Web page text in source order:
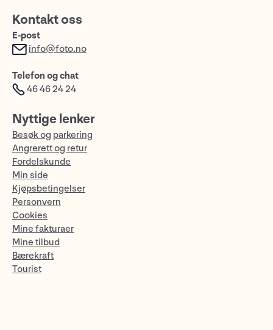
Kontakt oss
E-post
info@foto.no
Telefon og chat
46 46 24 24
Nyttige lenker
Besøk og parkering
Angrerett og retur
Fordelskunde
Min side
Kjøpsbetingelser
Personvern
Cookies
Mine fakturaer
Mine tilbud
Bærekraft
Tourist